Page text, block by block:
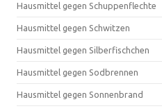
Hausmittel gegen Schuppenflechte
Hausmittel gegen Schwitzen
Hausmittel gegen Silberfischchen
Hausmittel gegen Sodbrennen
Hausmittel gegen Sonnenbrand